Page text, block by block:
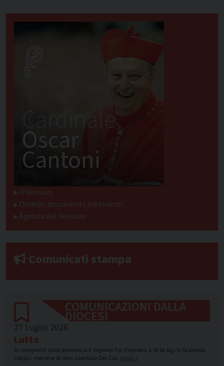
Cardinale
Oscar
Cantoni
Il Vescovo
Omelie, documenti, interventi
Agenda del Vescovo
Comunicati stampa
COMUNICAZIONI DALLA
DIOCESI
27 Luglio 2026
Lutto
Al compiersi della domenica il Signore ha chiamato a sé la sig.ra Graziella
Valgoi, mamma di don Gianluca Dei Cas. leggi »